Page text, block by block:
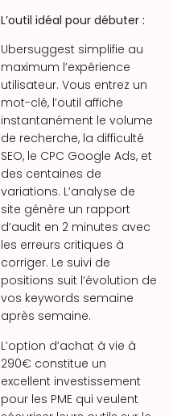
L’outil idéal pour débuter :
Ubersuggest simplifie au
maximum l’expérience
utilisateur. Vous entrez un
mot-clé, l’outil affiche
instantanément le volume
de recherche, la difficulté
SEO, le CPC Google Ads, et
des centaines de
variations. L’analyse de
site génère un rapport
d’audit en 2 minutes avec
les erreurs critiques à
corriger. Le suivi de
positions suit l’évolution de
vos keywords semaine
après semaine.
L’option d’achat à vie à
290€ constitue un
excellent investissement
pour les PME qui veulent